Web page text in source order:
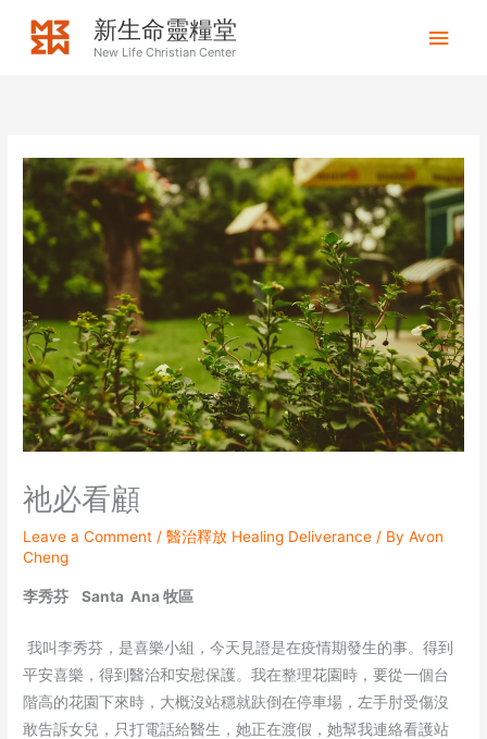
新生命靈糧堂
New Life Christian Center
Main
祂必看顧
Leave a Comment /醫治釋放 Healing Deliverance / ByAvon
Cheng
李秀芬 Santa Ana 牧區
我叫李秀芬，是喜樂小組，今天見證是在疫情期發生的事。得到
平安喜樂，得到醫治和安慰保護。我在整理花園時，要從一個台
階高的花園下來時，大概沒站穩就趺倒在停車場，左手肘受傷沒
敢告訴女兒，只打電話給醫生，她正在渡假，她幫我連絡看護站